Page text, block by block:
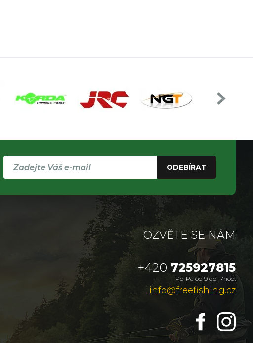
ODEBÍRAT
OZVĚTE SE NÁM
+420 725927815
Po-Pá od 9 do 17hod.
info@freefishing.cz